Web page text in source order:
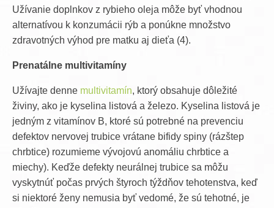
Užívanie doplnkov z rybieho oleja môže byť vhodnou
alternatívou k konzumácii rýb a ponúkne množstvo
zdravotných výhod pre matku aj dieťa (4).
Prenatálne multivitamíny
Užívajte denne multivitamín, ktorý obsahuje dôležité
živiny, ako je kyselina listová a železo. Kyselina listová je
jedným z vitamínov B, ktoré sú potrebné na prevenciu
defektov nervovej trubice vrátane bifidy spiny (rázštep
chrbtice) rozumieme vývojovú anomáliu chrbtice a
miechy). Keďže defekty neurálnej trubice sa môžu
vyskytnúť počas prvých štyroch týždňov tehotenstva, keď
si niektoré ženy nemusia byť vedomé, že sú tehotné, je